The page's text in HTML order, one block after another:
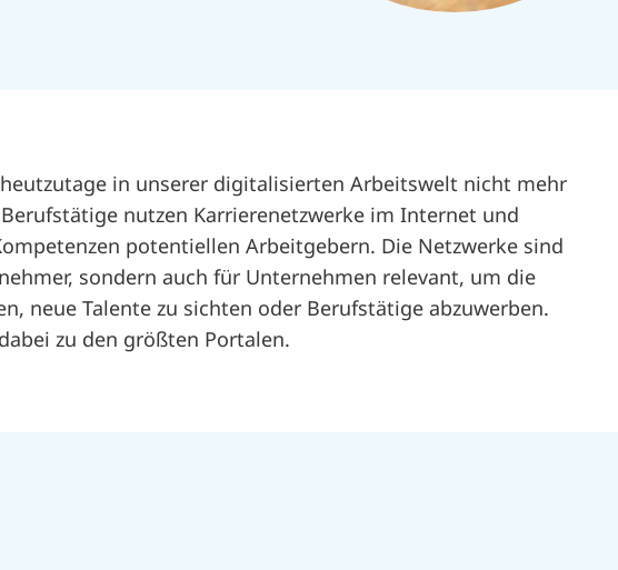
in unserer digitalisierten Arbeitswelt nicht mehr
nutzen Karrierenetzwerke im Internet und
potentiellen Arbeitgebern. Die Netzwerke sind
sondern auch für Unternehmen relevant, um die
neue Talente zu sichten oder Berufstätige abzuwerben.
zu den größten Portalen.